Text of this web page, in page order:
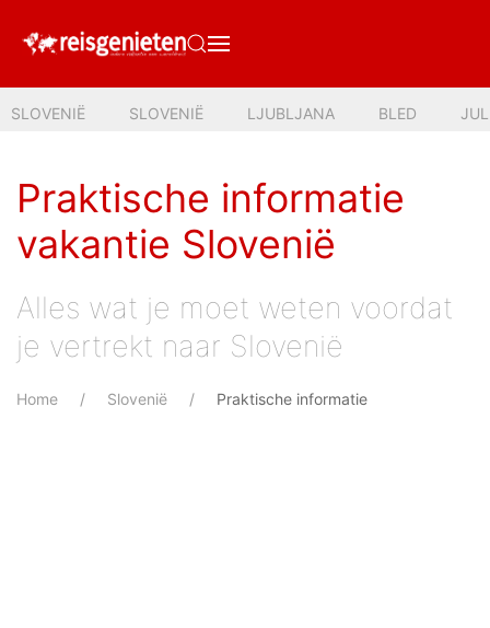
SLOVENIË SLOVENIË LJUBLJANA BLED
Praktische informatie
vakantie Slovenië
Alles wat je moet weten voordat
je vertrekt naar Slovenië
Home Slovenië Praktische informatie